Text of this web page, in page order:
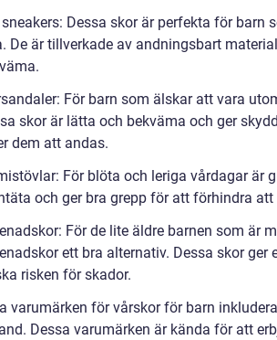
Dessa skor är perfekta för barn
De är tillverkade av andningsbart
För barn som älskar att vara
skor är lätta och bekväma och ger
dem att andas.
För blöta och leriga vårdagar är
och ger bra grepp för att förhindra att
För de lite äldre barnen som är
ett bra alternativ. Dessa skor
risken för skador.
varumärken för vårskor för barn
Dessa varumärken är kända för att